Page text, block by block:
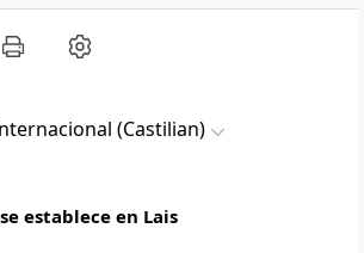
(Castilian)
establece en Lais